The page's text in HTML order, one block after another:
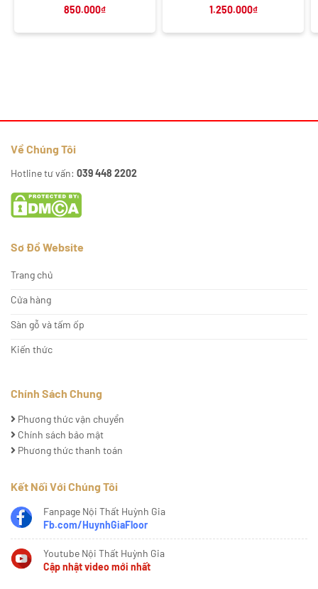
850.000₫
1.250.000₫
Về Chúng Tôi
Hotline tư vấn: 039 448 2202
Sơ Đồ Website
Trang chủ
Cửa hàng
Sàn gỗ và tấm ốp
Kiến thức
Chính Sách Chung
Phương thức vận chuyển
Chính sách bảo mật
Phương thức thanh toán
Kết Nối Với Chúng Tôi
Fanpage Nội Thất Huỳnh Gia
Fb.com/HuynhGiaFloor
Youtube Nội Thất Huỳnh Gia
Cập nhật video mới nhất